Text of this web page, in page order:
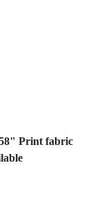
Print fabric